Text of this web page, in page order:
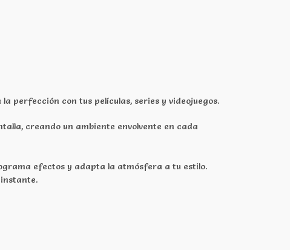
perfección con tus películas, series y videojuegos.
creando un ambiente envolvente en cada
efectos y adapta la atmósfera a tu estilo.